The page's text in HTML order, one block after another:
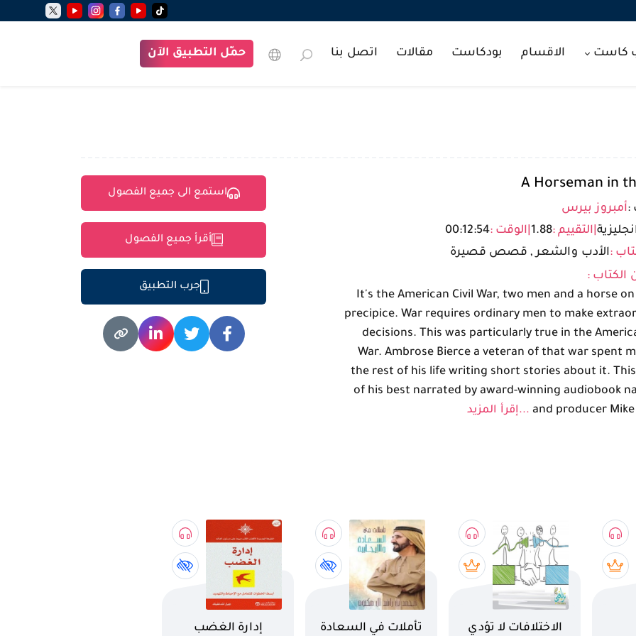
كاست الاقسام بودكاست مقالات اتصل بنا حمّل التطبيق الآن
A Horseman in
:أمبروز بيرس
التقييم :1.88 الوقت :00:12:54
:الأدب والشعر , قصص قصيرة
الكتاب :
It's the American Civil War, two men and a horse
precipice. War requires ordinary men to make
decisions. This was particularly true in the
War. Ambrose Bierce a veteran of that war spent
the rest of his life writing short stories about it.
of his best narrated by award-winning audiobook
and producer Mike ...إقرأ المزيد
استمع الى جميع الفصول
أقرأ جميع الفصول
جرب التطبيق
اسم الكتاب
الاختلافات لا تؤدي
اسم الكتاب
تأملات في السعادة
اسم الكتاب
إدارة الغضب